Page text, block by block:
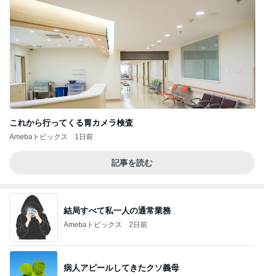
これから行ってくる胃カメラ検査
Amebaトピックス 1日前
記事を読む
結局すべて私一人の通常業務
Amebaトピックス 2日前
病人アピールしてきたクソ義母